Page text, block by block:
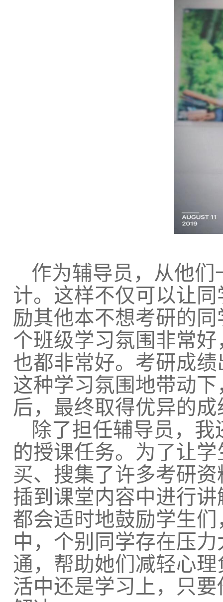
作为辅导员，从他
计。这样不仅可以让
励其他本不想考研的
个班级学习氛围非常
也都非常好。考研成
这种学习氛围地带动
后，最终取得优异的成
除了担任辅导员，
的授课任务。为了让
买、搜集了许多考研
插到课堂内容中进行
都会适时地鼓励学生
中，个别同学存在压
通，帮助她们减轻心
活中还是学习上，只